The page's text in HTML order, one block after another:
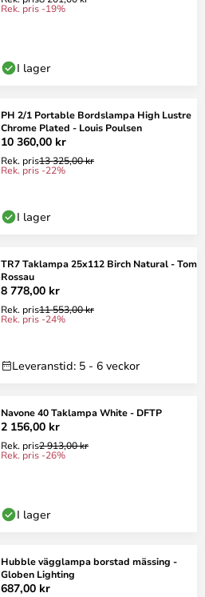
Rek. pris -19%
I lager
PH 2/1 Portable Bordslampa High Lustre
Chrome Plated - Louis Poulsen
10 360,00 kr
Rek. pris13 325,00 kr
Rek. pris -22%
I lager
TR7 Taklampa 25x112 Birch Natural - Tom
Rossau
8 778,00 kr
Rek. pris11 553,00 kr
Rek. pris -24%
Leveranstid: 5 - 6 veckor
Navone 40 Taklampa White - DFTP
2 156,00 kr
Rek. pris2 913,00 kr
Rek. pris -26%
I lager
Hubble vägglampa borstad mässing -
Globen Lighting
687,00 kr